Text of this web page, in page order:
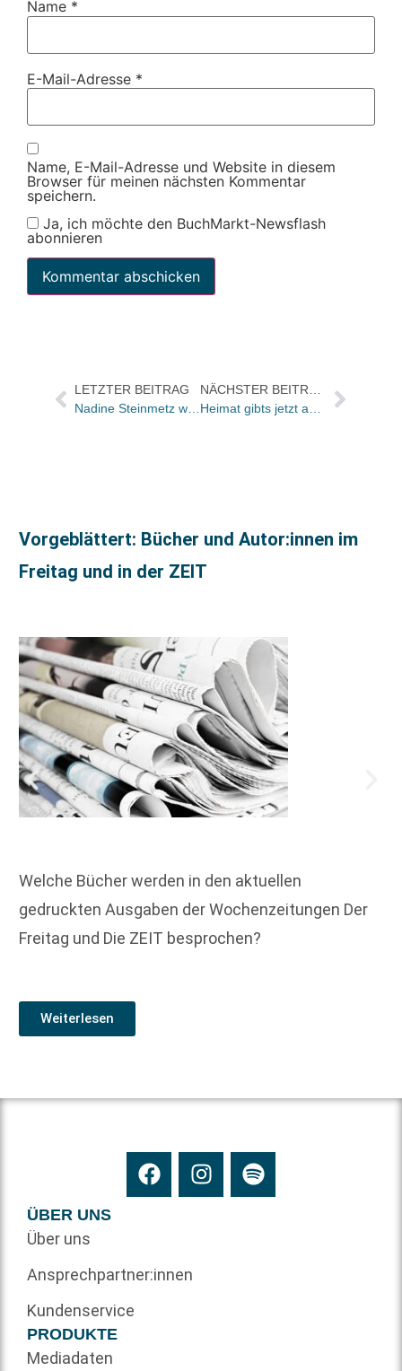
Name *
E-Mail-Adresse *
Name, E-Mail-Adresse und Website in diesem
Browser für meinen nächsten Kommentar
speichern.
Ja, ich möchte den BuchMarkt-Newsflash
abonnieren
LETZTER BEITRAG
Nadine Steinmetz wird Director Marketing bei Springer / Neues Marketingkonzept
Vorgeblättert: Bücher und Autor:innen im
Freitag und in der ZEIT
Welche Bücher werden in den aktuellen
gedruckten Ausgaben der Wochenzeitungen Der
Freitag und Die ZEIT besprochen?
Weiterlesen
ÜBER UNS
Über uns
Ansprechpartner:innen
Kundenservice
PRODUKTE
Mediadaten